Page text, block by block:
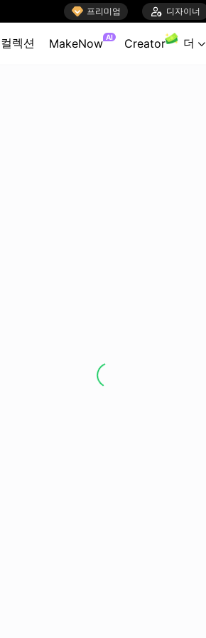
 프리미엄  디자이너
컬렉션 MakeNow AI Creator 더 